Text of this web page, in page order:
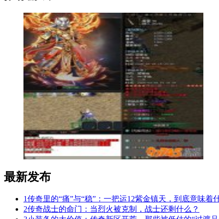
最新发布
1传奇里的“痛”与“稳”：一把运12紫金镇天，到底意味着
2传奇战士的命门：当烈火被克制，战士还剩什么？